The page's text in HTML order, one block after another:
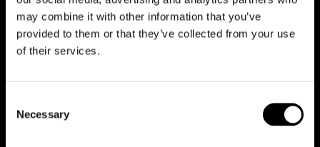
may combine it with other information that you’ve
provided to them or that they’ve collected from your use
of their services.
Selection
Necessary
Office
Contatti